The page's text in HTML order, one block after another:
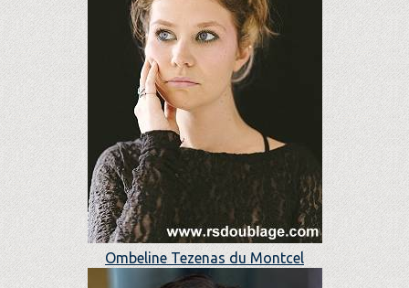
Ombeline Tezenas du Montcel